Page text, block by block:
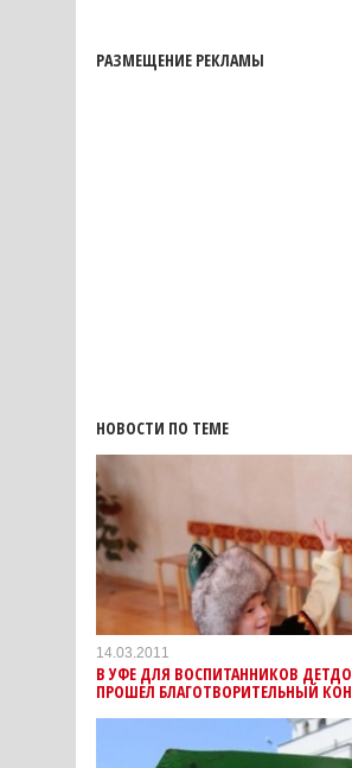
РАЗМЕЩЕНИЕ РЕКЛАМЫ
НОВОСТИ ПО ТЕМЕ
14.03.2011
В УФЕ ДЛЯ ВОСПИТАННИКОВ
ПРОШЕЛ БЛАГОТВОРИТЕЛЬНЫЙ